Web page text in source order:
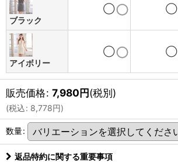
ブラック
◯ ◯
アイボリー
◯ ◯
販売価格: 7,980円(税別)
(税込: 8,778円)
数量:
返品特約に関する重要事項